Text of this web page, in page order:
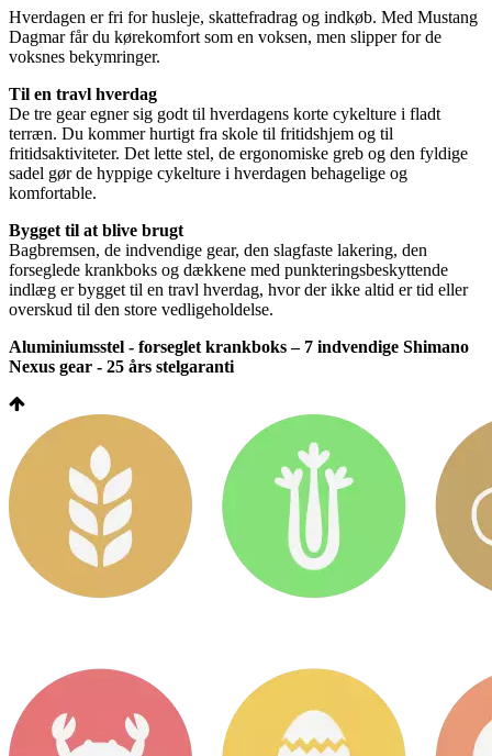
Hverdagen er fri for husleje, skattefradrag og indkøb. Med Mustang
Dagmar får du kørekomfort som en voksen, men slipper for de
voksnes bekymringer.
Til en travl hverdag
De tre gear egner sig godt til hverdagens korte cykelture i fladt
terræn. Du kommer hurtigt fra skole til fritidshjem og til
fritidsaktiviteter. Det lette stel, de ergonomiske greb og den fyldige
sadel gør de hyppige cykelture i hverdagen behagelige og
komfortable.
Bygget til at blive brugt
Bagbremsen, de indvendige gear, den slagfaste lakering, den
forseglede krankboks og dækkene med punkteringsbeskyttende
indlæg er bygget til en travl hverdag, hvor der ikke altid er tid eller
overskud til den store vedligeholdelse.
Aluminiumsstel - forseglet krankboks – 7 indvendige Shimano
Nexus gear - 25 års stelgaranti